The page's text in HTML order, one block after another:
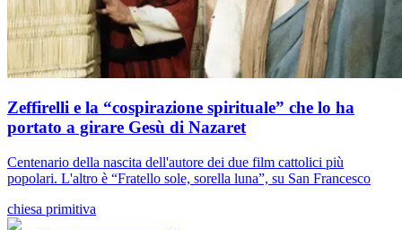
Zeffirelli e la “cospirazione spirituale” che lo ha
portato a girare Gesù di Nazaret
Centenario della nascita dell'autore dei due film cattolici più
popolari. L'altro è “Fratello sole, sorella luna”, su San Francesco
chiesa primitiva